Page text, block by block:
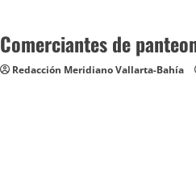
Comerciantes de
Redacción Meridiano Vallarta-Bahía